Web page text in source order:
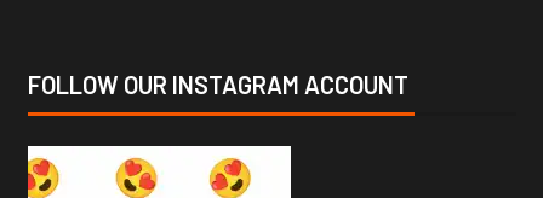
FOLLOW OUR INSTAGRAM ACCOUNT